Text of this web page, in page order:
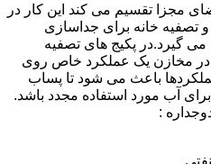
مجزا تقسیم می کند این کار در
تصفیه خانه برای جداسازی
گیرد.در پکیج های تصفیه
در مخازن یک عملکرد خاص روی
باعث می شود تا پساب
برای آب مورد استفاده مجدد باشد.
: